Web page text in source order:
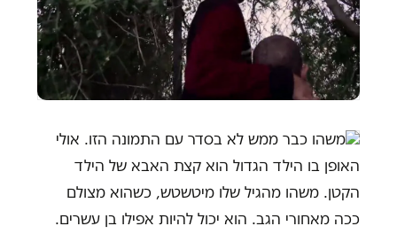
משהו כבר ממש לא בסדר עם התמונה הזו. אולי
האופן בו הילד הגדול הוא קצת האבא של הילד
הקטן. משהו מהגיל שלו מיטשטש, כשהוא מצולם
ככה מאחורי הגב. הוא יכול להיות אפילו בן עשרים.